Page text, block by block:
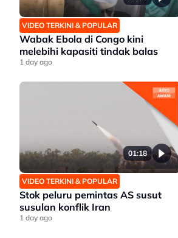
VIDEO TERKINI & POPULAR
Wabak Ebola di Congo kini
melebihi kapasiti tindak balas
1 day ago
01:18
VIDEO TERKINI & POPULAR
Stok peluru pemintas AS susut
susulan konflik Iran
1 day ago